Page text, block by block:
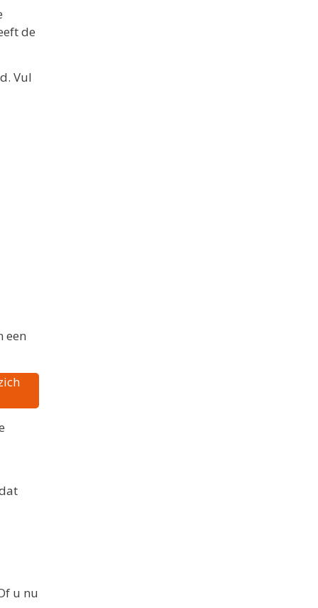
de
Vul
een
u nu